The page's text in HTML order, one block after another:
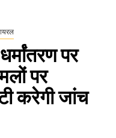
पर
पर
करेगी जांच